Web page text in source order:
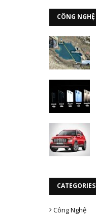
CÔNG NGHỆ
CATEGORIES
Công Nghệ